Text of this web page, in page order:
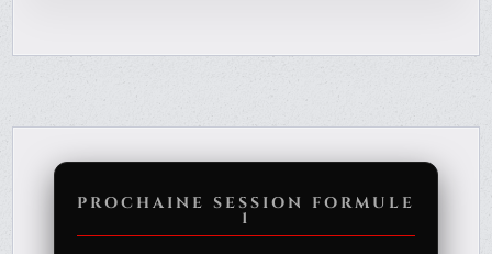
PROCHAINE SESSION FORMULE
1